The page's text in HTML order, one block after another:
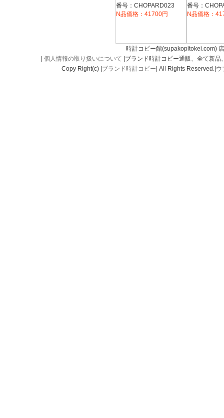
28/8507-9001
番号：CHOPARD023
N品価格：41700円
き 15/
番号：
N品価格：
時計コピー館(supakopitokei.com)
個人情報の取り扱いについて |ブランド時計コピー通販、全て新
Copy Right(c) | ブランド時計コピー | All Rights Reserved.| ウ